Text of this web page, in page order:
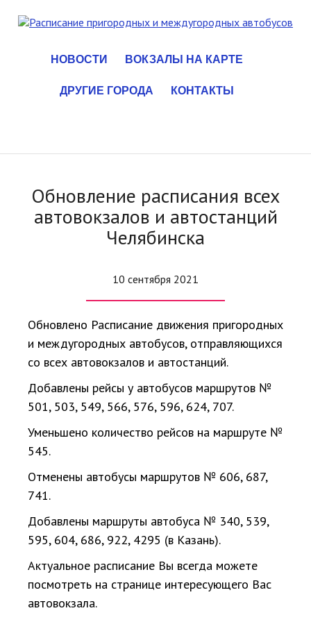
НОВОСТИ ВОКЗАЛЫ НА КАРТЕ
ДРУГИЕ ГОРОДА КОНТАКТЫ
Обновление расписания всех
автовокзалов и автостанций
Челябинска
10 сентября 2021
Обновлено Расписание движения пригородных
и междугородных автобусов, отправляющихся
со всех автовокзалов и автостанций.
Добавлены рейсы у автобусов маршрутов №
501, 503, 549, 566, 576, 596, 624, 707.
Уменьшено количество рейсов на маршруте №
545.
Отменены автобусы маршрутов № 606, 687,
741.
Добавлены маршруты автобуса № 340, 539,
595, 604, 686, 922, 4295 (в Казань).
Актуальное раcписание Вы всегда можете
посмотреть на странице интересующего Вас
автовокзала.